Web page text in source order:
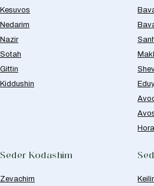
Kesuvos
Nedarim
Nazir
Sotah
Gittin
Kiddushin
Seder Kodashim
Zevachim